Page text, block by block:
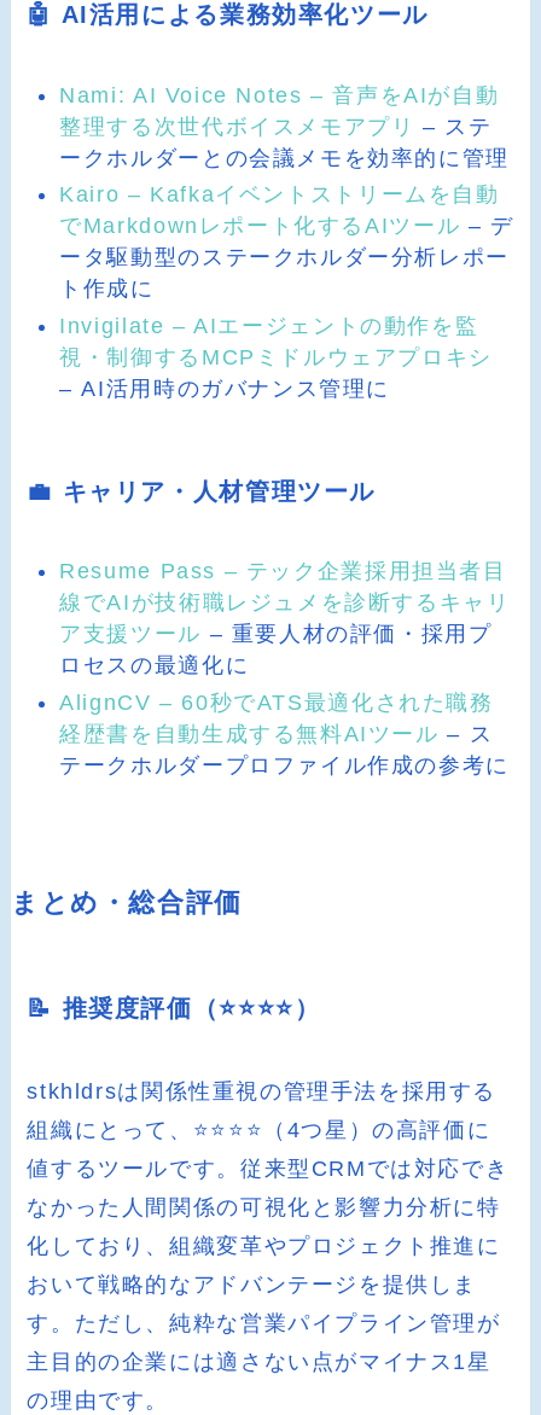
🤖 AI活用による業務効率化ツール
Nami: AI Voice Notes – 音声をAIが自動
整理する次世代ボイスメモアプリ – ステ
ークホルダーとの会議メモを効率的に管理
Kairo – Kafkaイベントストリームを自動
でMarkdownレポート化するAIツール – デ
ータ駆動型のステークホルダー分析レポー
ト作成に
Invigilate – AIエージェントの動作を監
視・制御するMCPミドルウェアプロキシ
– AI活用時のガバナンス管理に
💼 キャリア・人材管理ツール
Resume Pass – テック企業採用担当者目
線でAIが技術職レジュメを診断するキャリ
ア支援ツール – 重要人材の評価・採用プ
ロセスの最適化に
AlignCV – 60秒でATS最適化された職務
経歴書を自動生成する無料AIツール – ス
テークホルダープロファイル作成の参考に
まとめ・総合評価
📝 推奨度評価（⭐️⭐️⭐️⭐️）
stkhldrsは関係性重視の管理手法を採用する
組織にとって、⭐️⭐️⭐️⭐️（4つ星）の高評価に
値するツールです。従来型CRMでは対応でき
なかった人間関係の可視化と影響力分析に特
化しており、組織変革やプロジェクト推進に
おいて戦略的なアドバンテージを提供しま
す。ただし、純粋な営業パイプライン管理が
主目的の企業には適さない点がマイナス1星
の理由です。